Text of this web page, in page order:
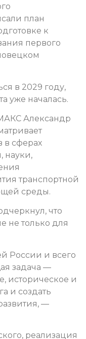
план
к
первого
в 2029 году,
уже началась.
Александр
в сферах
науки,
транспортной
среды.
что
не только для
России и всего
задача —
историческое и
и создать
—
реализация